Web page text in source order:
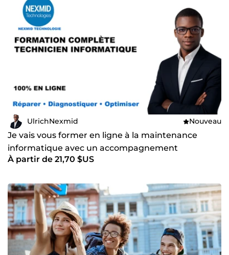
UlrichNexmid Nouveau
Je vais vous former en ligne à la maintenance
informatique avec un accompagnement
personnalisé
À partir de 21,70 $US